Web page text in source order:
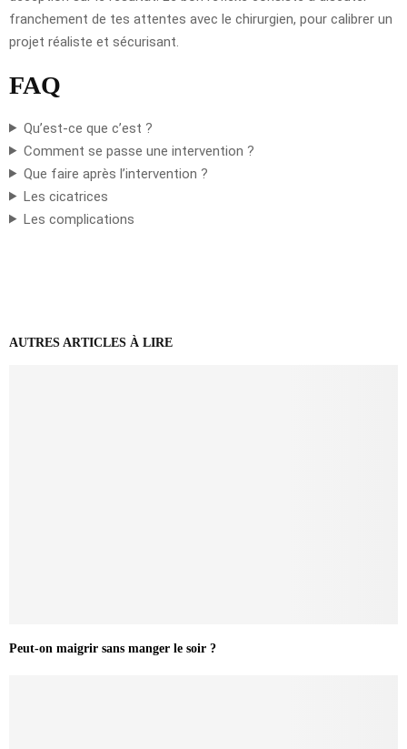
franchement de tes attentes avec le chirurgien, pour calibrer un
projet réaliste et sécurisant.
FAQ
Qu’est-ce que c’est ?
Comment se passe une intervention ?
Que faire après l’intervention ?
Les cicatrices
Les complications
AUTRES ARTICLES À LIRE
Peut-on maigrir sans manger le soir ?